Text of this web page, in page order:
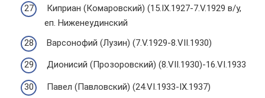
Киприан (Комаровский) (15.IX.1927-7.V.1929 в/у,
еп. Ниженеудинский
Варсонофий (Лузин) (7.V.1929-8.VII.1930)
Дионисий (Прозоровский) (8.VII.1930)-16.VI.1933
Павел (Павловский) (24.VI.1933-IX.1937)